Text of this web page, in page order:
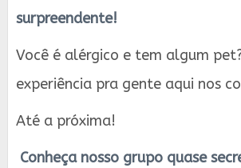
surpreendente!
Você é alérgico e tem algum
experiência pra gente aqui nos
Até a próxima!
Conheça nosso grupo quase